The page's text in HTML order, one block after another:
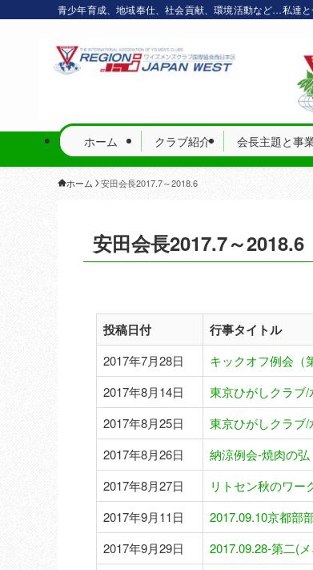
青少年育成、地域奉仕、社会貢献、環境活動など…私達
ホーム クラブ紹介 会長主題と事
ホーム 安田会長2017.7～2018.6
安田会長2017.7～2018.6
投稿日付 行事タイトル
2017年7月28日
キックオフ例会（
2017年8月14日
東京ひがしクラブ/
2017年8月25日
東京ひがしクラブ/
2017年8月26日
納涼例会-焼肉の
2017年8月27日
リトセン秋のワ
2017年9月11日
2017.09.10京都部
2017年9月29日
2017.09.28-第二(